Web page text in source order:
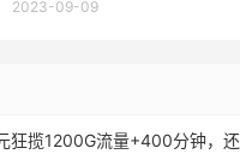
2023-09-09
狂揽1200G流量+400分钟，还